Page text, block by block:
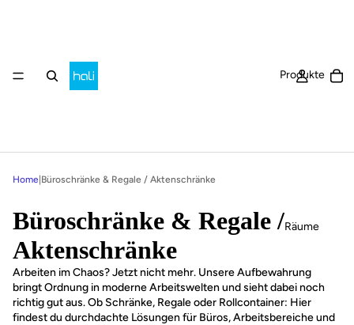
Produkte
Räume
Home Büroschränke & Regale / Aktenschränke
Büroschränke & Regale /
Aktenschränke
Arbeiten im Chaos? Jetzt nicht mehr. Unsere Aufbewahrung
bringt Ordnung in moderne Arbeitswelten und sieht dabei noch
richtig gut aus. Ob Schränke, Regale oder Rollcontainer: Hier
findest du durchdachte Lösungen für Büros, Arbeitsbereiche und